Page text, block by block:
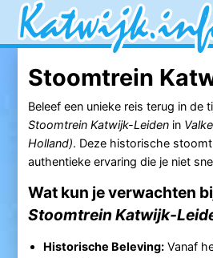
Stoomtrein
Beleef een unieke reis terug in de
Stoomtrein Katwijk-Leidenin
Holland). Deze historische
authentieke ervaring die je niet
Wat kun je verwachten
Stoomtrein Katwijk-
Historische Beleving:Vanaf